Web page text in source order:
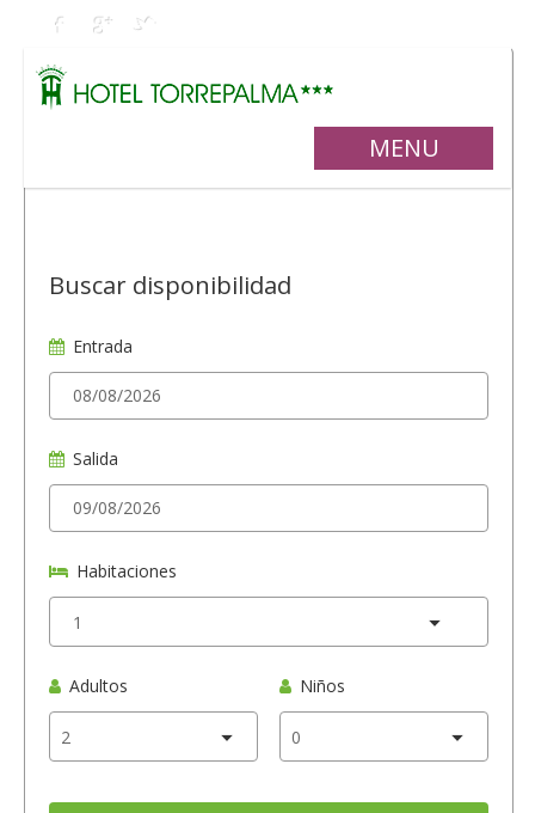
MENU
Buscar disponibilidad
Entrada
Salida
Habitaciones
Adultos Niños